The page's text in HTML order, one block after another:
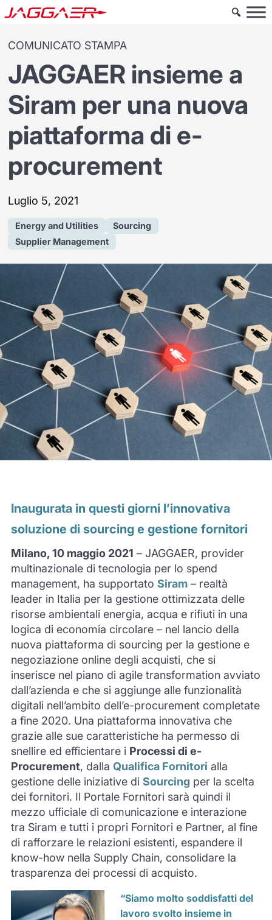
COMUNICATO STAMPA
JAGGAER insieme a
Siram per una nuova
piattaforma di e-
procurement
Luglio 5, 2021
Energy and Utilities
Sourcing
Supplier Management
Inaugurata in questi giorni l’innovativa
soluzione di sourcing e gestione fornitori
Milano, 10 maggio 2021 – JAGGAER, provider
multinazionale di tecnologia per lo spend
management, ha supportato Siram– realtà
leader in Italia per la gestione ottimizzata delle
risorse ambientali energia, acqua e rifiuti in una
logica di economia circolare – nel lancio della
nuova piattaforma di sourcing per la gestione e
negoziazione online degli acquisti, che si
inserisce nel piano di agile transformation avviato
dall’azienda e che si aggiunge alle funzionalità
digitali nell’ambito dell’e-procurement completate
a fine 2020. Una piattaforma innovativa che
grazie alle sue caratteristiche ha permesso di
snellire ed efficientare i Processi di e-
Procurement, dalla Qualifica Fornitori alla
gestione delle iniziative di Sourcingper la scelta
dei fornitori. Il Portale Fornitori sarà quindi il
mezzo ufficiale di comunicazione e interazione
tra Siram e tutti i propri Fornitori e Partner, al fine
di rafforzare le relazioni esistenti, espandere il
know-how nella Supply Chain, consolidare la
trasparenza dei processi di acquisto.
“Siamo molto soddisfatti del
lavoro svolto insieme in